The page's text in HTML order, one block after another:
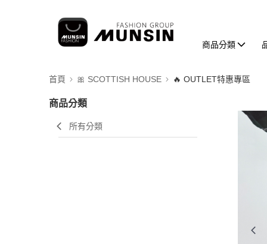
商品分類
首頁 🎀 SCOTTISH HOUSE 🔥 OUTLET特惠專區
商品分類
所有分類